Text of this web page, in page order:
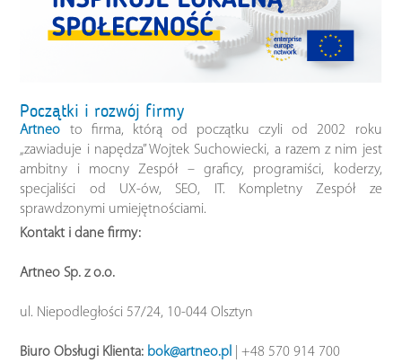
Początki i rozwój firmy
Artneo to firma, którą od początku czyli od 2002 roku
„zawiaduje i napędza” Wojtek Suchowiecki, a razem z nim jest
ambitny i mocny Zespół – graficy, programiści, koderzy,
specjaliści od UX-ów, SEO, IT. Kompletny Zespół ze
sprawdzonymi umiejętnościami.
Kontakt i dane firmy:
Artneo Sp. z o.o.
ul. Niepodległości 57/24, 10-044 Olsztyn
Biuro Obsługi Klienta: bok@artneo.pl | +48 570 914 700